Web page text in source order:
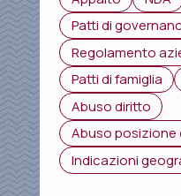
Patti di
Regolamento
Patti di famiglia
Abuso diritto
Abuso posizione
Indicazioni